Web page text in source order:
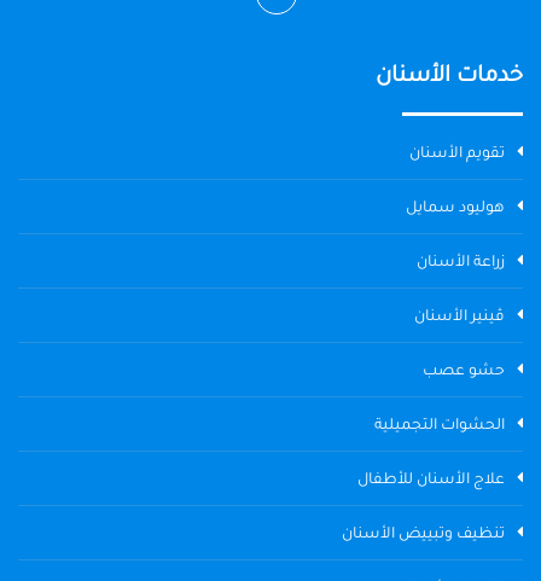
خدمات الأسنان
تقويم الأسنان
هوليود سمايل
زراعة الأسنان
ڤينير الأسنان
حشو عصب
الحشوات التجميلية
علاج الأسنان للأطفال
تنظيف وتبييض الأسنان